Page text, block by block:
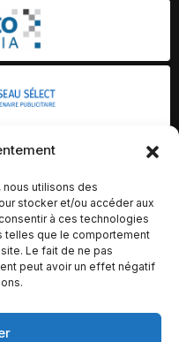
utilisons des
stocker et/ou accéder aux
à ces technologies
telles que le comportement
Le fait de ne pas
peut avoir un effet négatif